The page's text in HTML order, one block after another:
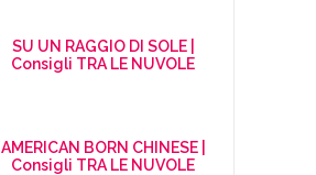
SU UN RAGGIO DI SOLE |
Consigli TRA LE NUVOLE
AMERICAN BORN CHINESE |
Consigli TRA LE NUVOLE